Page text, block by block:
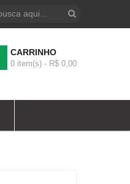
CARRINHO
0 item(s) - R$ 0,00